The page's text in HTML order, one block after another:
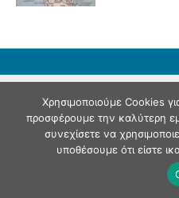
Χρησιμοποιούμε Cookies
προσφέρουμε την καλύτερη
συνεχίσετε να
υποθέσουμε ότι είστε